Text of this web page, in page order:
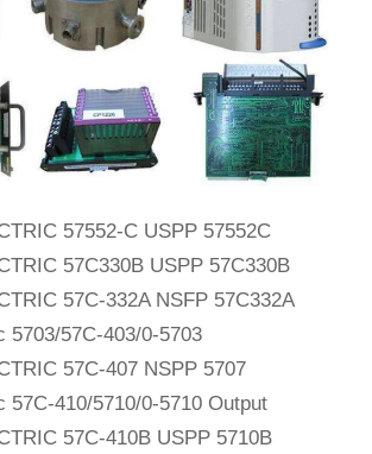
57552-C USPP 57552C
57C330B USPP 57C330B
57C-332A NSFP 57C332A
5703/57C-403/0-5703
57C-407 NSPP 5707
57C-410/5710/0-5710 Output
57C-410B USPP 5710B